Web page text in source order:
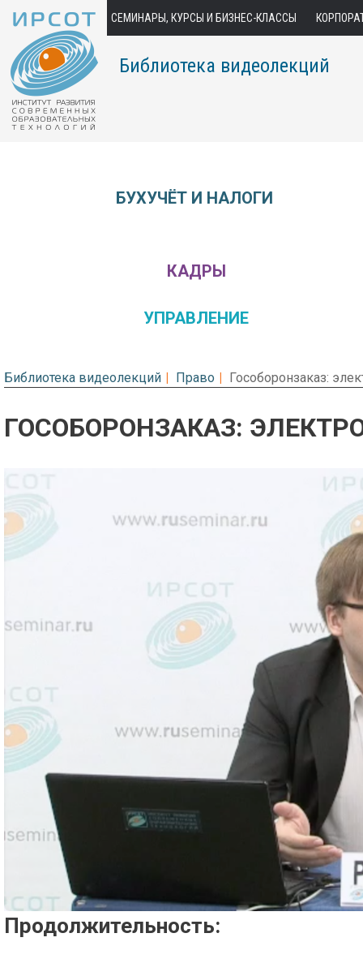
СЕМИНАРЫ, КУРСЫ И БИЗНЕС-КЛАССЫ
Библиотека видеолекций
БУХУЧЁТ И НАЛОГИ
КАДРЫ
УПРАВЛЕНИЕ
Библиотека видеолекций Право Гособоронзаказ:
ГОСОБОРОНЗАКАЗ:
Предварительный просмотр.
Продолжительность: